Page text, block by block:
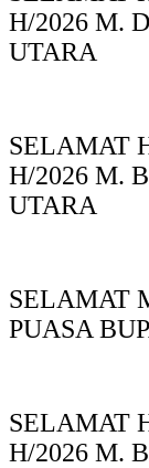
H/2026 M.
UTARA
SELAMAT
H/2026 M.
UTARA
SELAMAT
PUASA
SELAMAT
H/2026 M.